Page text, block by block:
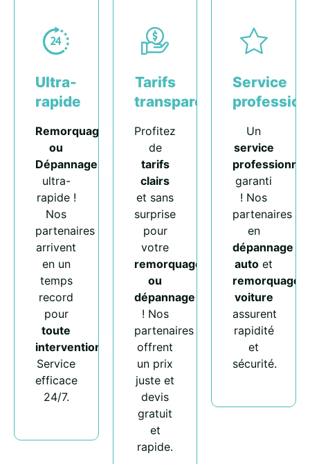
Ultra-
rapide
Remorquage
ou
Dépannage
ultra-
rapide !
Nos
partenaires
arrivent
en un
temps
record
pour
toute
intervention
Service
efficace
24/7.
Tarifs
transparents
Profitez
de
tarifs
clairs
et sans
surprise
pour
votre
remorquage
ou
dépannage
! Nos
partenaires
offrent
un prix
juste et
devis
gratuit
et
rapide.
Service
Un
service
professionnel
garanti
! Nos
partenaires
en
dépannage
auto et
remorquage
voiture
assurent
rapidité
et
sécurité.